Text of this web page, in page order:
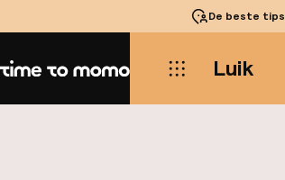
De beste tips
Home Luik